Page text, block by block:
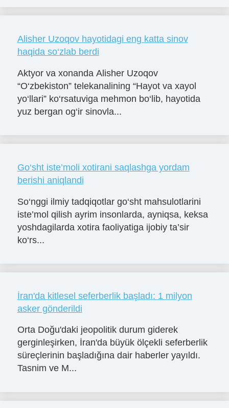
Alisher Uzoqov hayotidagi eng katta sinov
haqida so‘zlab berdi
Aktyor va xonanda Alisher Uzoqov
“O‘zbekiston” telekanalining “Hayot va xayol
yo‘llari” ko‘rsatuviga mehmon bo‘lib, hayotida
yuz bergan og‘ir sinovla...
Go‘sht iste’moli xotirani saqlashga yordam
berishi aniqlandi
So‘nggi ilmiy tadqiqotlar go‘sht mahsulotlarini
iste’mol qilish ayrim insonlarda, ayniqsa, keksa
yoshdagilarda xotira faoliyatiga ijobiy ta’sir
ko‘rs...
İran'da kitlesel seferberlik başladı: 1 milyon
asker gönderildi
Orta Doğu'daki jeopolitik durum giderek
gerginleşirken, İran'da büyük ölçekli seferberlik
süreçlerinin başladığına dair haberler yayıldı.
Tasnim ve M...